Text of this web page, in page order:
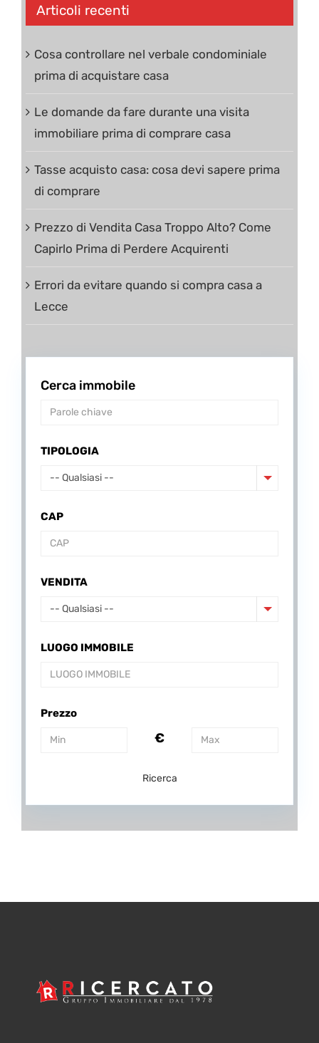
Articoli recenti
Cosa controllare nel verbale condominiale
prima di acquistare casa
Le domande da fare durante una visita
immobiliare prima di comprare casa
Tasse acquisto casa: cosa devi sapere prima
di comprare
Prezzo di Vendita Casa Troppo Alto? Come
Capirlo Prima di Perdere Acquirenti
Errori da evitare quando si compra casa a
Lecce
Cerca immobile
TIPOLOGIA
-- Qualsiasi --
CAP
VENDITA
-- Qualsiasi --
LUOGO IMMOBILE
Prezzo
€
Ricerca